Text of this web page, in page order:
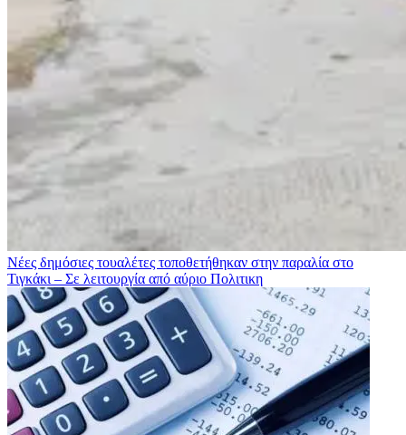
Νέες δημόσιες τουαλέτες τοποθετήθηκαν στην παραλία στο
Τιγκάκι – Σε λειτουργία από αύριο Πολιτικη